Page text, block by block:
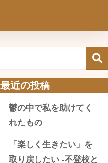
最近の投稿
鬱の中で私を助けてく
れたもの
「楽しく生きたい」を
取り戻したい -不登校と